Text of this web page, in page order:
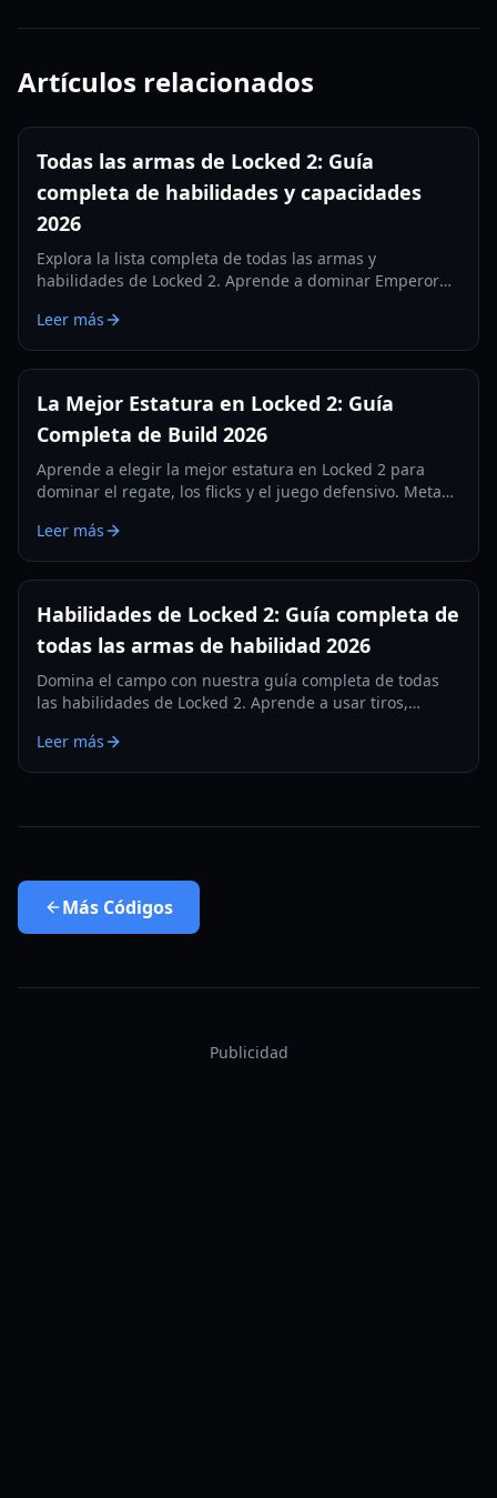
Artículos relacionados
Todas las armas de Locked 2: Guía
completa de habilidades y capacidades
2026
Explora la lista completa de todas las armas y
habilidades de Locked 2. Aprende a dominar Emperor
guía integral de 2026.
Leer más
La Mejor Estatura en Locked 2: Guía
Completa de Build 2026
Aprende a elegir la mejor estatura en Locked 2 para
dominar el regate, los flicks y el juego defensivo. Meta
Leer más
Habilidades de Locked 2: Guía completa de
todas las armas de habilidad 2026
Domina el campo con nuestra guía completa de todas
las habilidades de Locked 2. Aprende a usar tiros,
Leer más
Más Códigos
Publicidad